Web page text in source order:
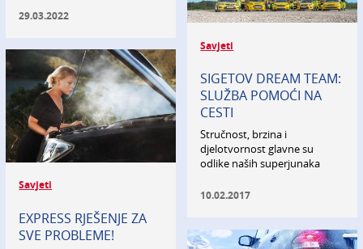
29.03.2022
Savjeti
SIGETOV DREAM TEAM:
SLUŽBA POMOĆI NA
CESTI
Stručnost, brzina i
djelotvornost glavne su
odlike naših superjunaka
10.02.2017
Savjeti
EXPRESS RJEŠENJE ZA
SVE PROBLEME!